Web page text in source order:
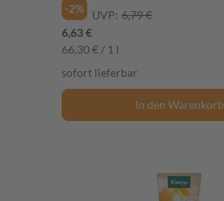
-2%
UVP: 6,79 €
6,63 €
66,30 € / 1 l
sofort lieferbar
In den Warenkorb